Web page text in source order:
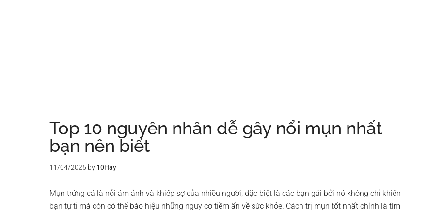
Top 10 nguyên nhân dễ gây nổi mụn nhất
bạn nên biết
11/04/2025 by 10Hay
Mụn trứng cá là nỗi ám ảnh và khiếp sợ của nhiều người, đặc biệt là các bạn gái bởi nó không chỉ khiến
bạn tự ti mà còn có thể báo hiệu những nguy cơ tiềm ẩn về sức khỏe. Cách trị mụn tốt nhất chính là tìm